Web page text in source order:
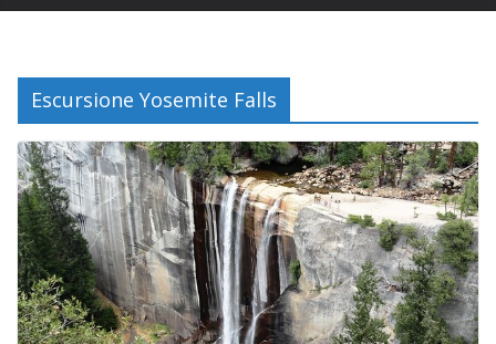
Escursione Yosemite Falls